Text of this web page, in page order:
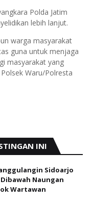
Polda Jatim
lebih lanjut.
warga masyarakat
guna untuk menjaga
masyarakat yang
Waru/Polresta
INI
Sidoarjo
Naungan
Wartawan